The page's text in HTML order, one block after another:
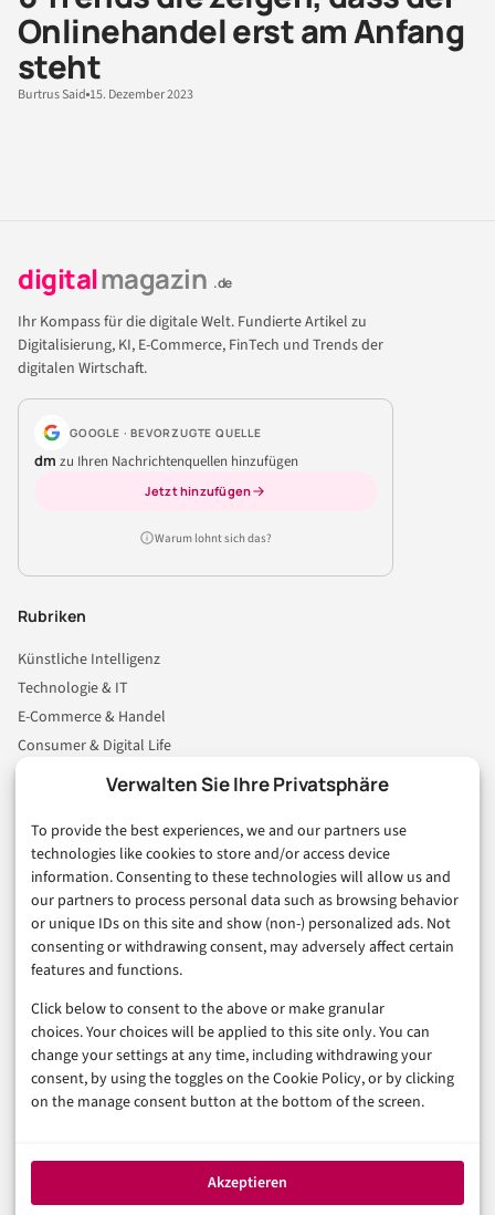
Verwalten Sie Ihre Privatsphäre
To provide the best experiences, we and our partners use
technologies like cookies to store and/or access device
information. Consenting to these technologies will allow us and
our partners to process personal data such as browsing behavior
or unique IDs on this site and show (non-) personalized ads. Not
consenting or withdrawing consent, may adversely affect certain
features and functions.
Click below to consent to the above or make granular
choices. Your choices will be applied to this site only. You can
change your settings at any time, including withdrawing your
consent, by using the toggles on the Cookie Policy, or by clicking
on the manage consent button at the bottom of the screen.
Akzeptieren
Onlinehandel erst am Anfang
steht
Burtrus Said 15. Dezember 2023
digitalmagazin .de
Ihr Kompass für die digitale Welt. Fundierte Artikel zu
Digitalisierung, KI, E-Commerce, FinTech und Trends der
digitalen Wirtschaft.
GOOGLE · BEVORZUGTE QUELLE
dm zu Ihren Nachrichtenquellen hinzufügen
Jetzt hinzufügen
Warum lohnt sich das?
Rubriken
Künstliche Intelligenz
Technologie & IT
E-Commerce & Handel
Consumer & Digital Life
Business & Karriere
Sicherheit & Recht
Digitalisierung
Marketing
Magazin
Unsere Redaktion
Werbeformate & Media Kit
Rechtliches
Datenschutzerklärung (EU)
Cookie-Richtlinie (EU)